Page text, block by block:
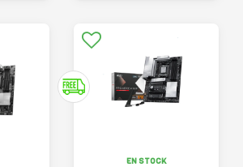
EN STOCK